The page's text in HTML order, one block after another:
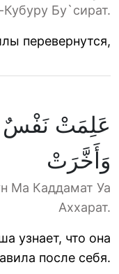
Бу`сират.
перевернутся,
عَلِمَتْ نَفْسٌ
وَأَخَّرَتْ
Ма Каддамат Уа
Аххарат.
узнает, что она
после себя.